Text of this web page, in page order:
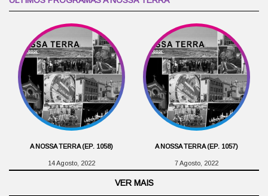
A NOSSA TERRA (EP. 1058)
14 Agosto, 2022
A NOSSA TERRA (EP. 1057)
7 Agosto, 2022
VER MAIS